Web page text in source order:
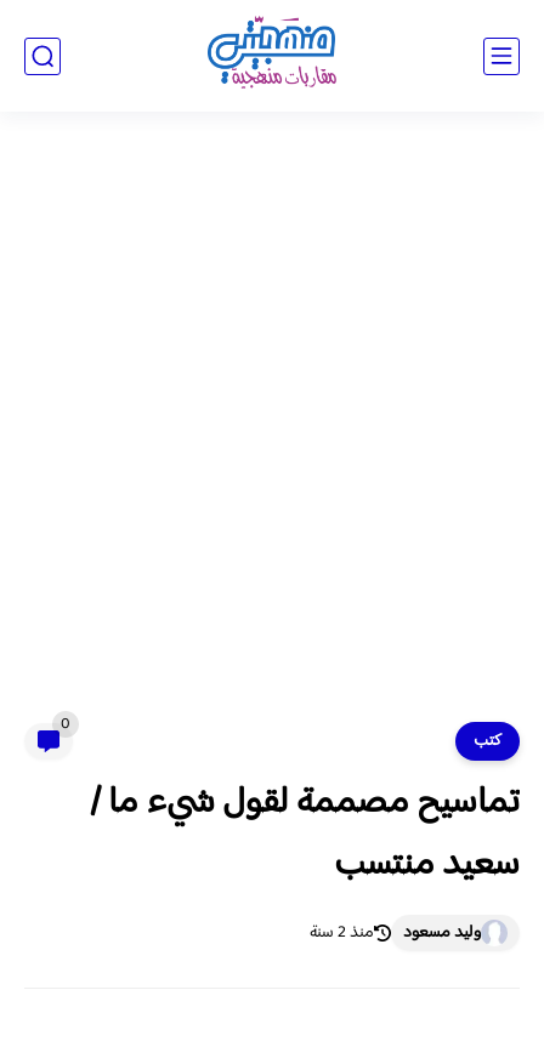
كتب
0
تماسيح مصممة لقول شيء ما /
سعيد منتسب
وليد مسعود منذ 2 سنة